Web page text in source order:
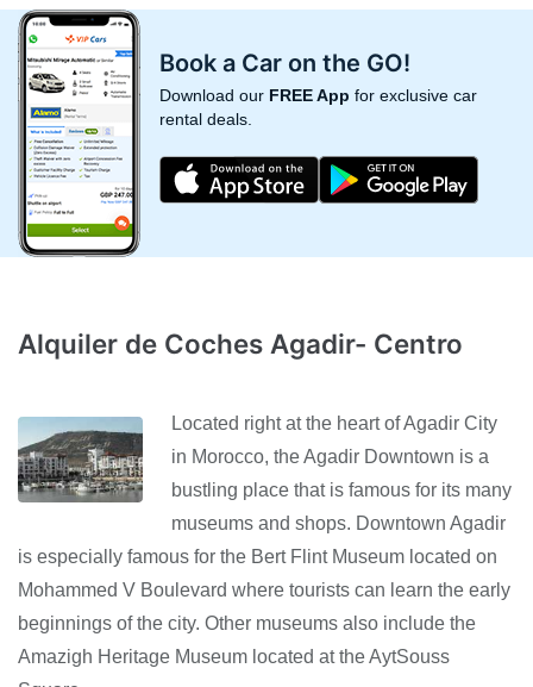
Book a Car on the GO!
Download our FREE App for exclusive car
rental deals.
Alquiler de Coches Agadir- Centro
Located right at the heart of Agadir City
in Morocco, the Agadir Downtown is a
bustling place that is famous for its many
museums and shops. Downtown Agadir
is especially famous for the Bert Flint Museum located on
Mohammed V Boulevard where tourists can learn the early
beginnings of the city. Other museums also include the
Amazigh Heritage Museum located at the AytSouss